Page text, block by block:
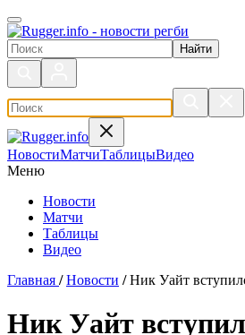
Поиск по сайту
НовостиМатчиТаблицыВидео
Меню
Новости
Матчи
Таблицы
Видео
Главная / Новости / Ник Уайт
Ник Уайт